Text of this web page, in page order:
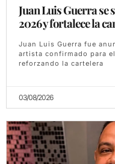
Juan Luis Guerra se
2026 y fortalece la
Juan Luis Guerra fue
artista confirmado para
reforzando la cartelera
03/08/2026